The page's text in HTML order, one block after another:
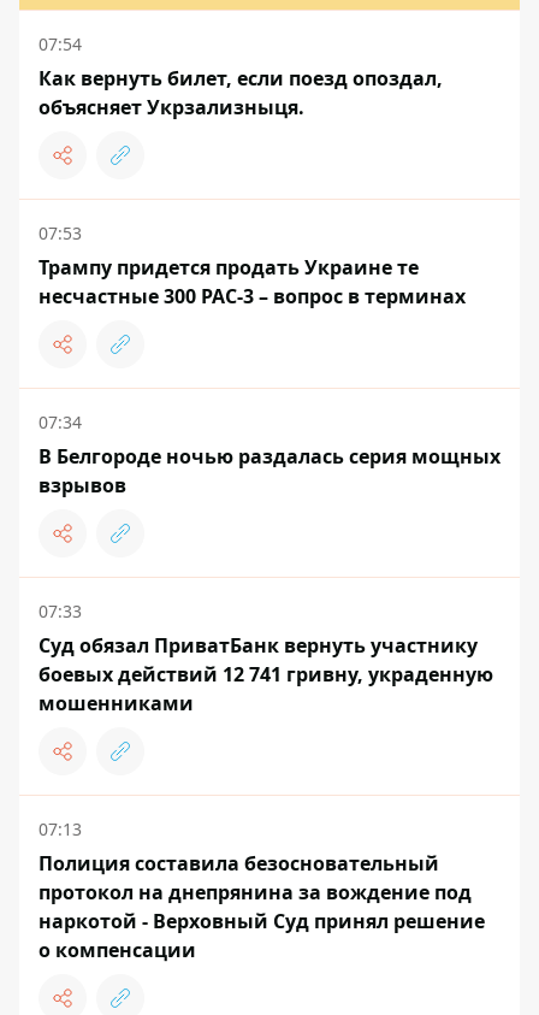
07:54
Как вернуть билет, если поезд опоздал,
объясняет Укрзализныця.
07:53
Трампу придется продать Украине те
несчастные 300 PAC-3 – вопрос в терминах
07:34
В Белгороде ночью раздалась серия мощных
взрывов
07:33
Суд обязал ПриватБанк вернуть участнику
боевых действий 12 741 гривну, украденную
мошенниками
07:13
Полиция составила безосновательный
протокол на днепрянина за вождение под
наркотой - Верховный Суд принял решение
о компенсации